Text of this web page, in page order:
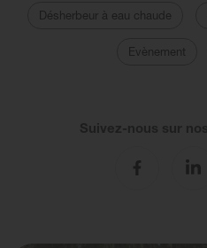
Désherbeur à eau chaude
Evènement